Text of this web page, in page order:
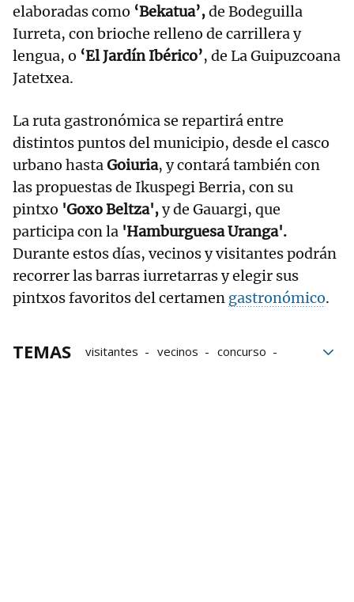
elaboradas como ‘Bekatua’,de Bodeguilla
Iurreta, con brioche relleno de carrillera y
lengua, o ‘El Jardín Ibérico’, de La Guipuzcoana
Jatetxea.
La ruta gastronómica se repartirá entre
distintos puntos del municipio, desde el casco
urbano hastaGoiuria, y contará también con
las propuestas de Ikuspegi Berria, con su
pintxo 'Goxo Beltza',y de Gauargi, que
participa con la 'Hamburguesa Uranga'.
Durante estos días, vecinos y visitantes podrán
recorrer las barras iurretarras y elegir sus
pintxos favoritos del certamen gastronómico.
TEMAS visitantes vecinos
concurso